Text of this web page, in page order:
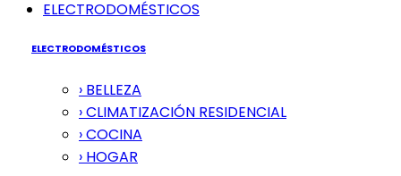
ELECTRODOMÉSTICOS
ELECTRODOMÉSTICOS
› BELLEZA
› CLIMATIZACIÓN RESIDENCIAL
› COCINA
› HOGAR